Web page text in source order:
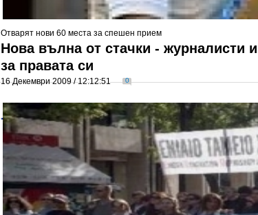
Отварят нови 60 места за спешен прием
Нова вълна от стачки - журналисти
за правата си
16 Декември 2009 / 12:12:51 0